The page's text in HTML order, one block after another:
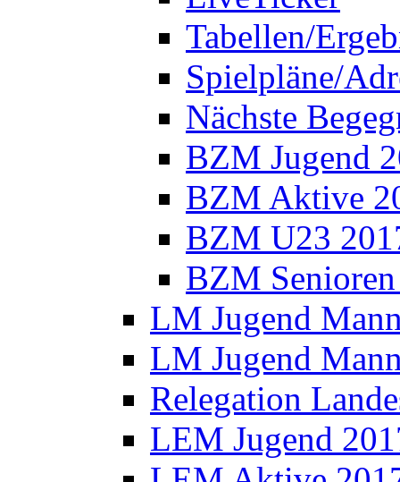
Tabellen/
Spielpläne/
Nächste
BZM Jugend
BZM Aktive
BZM U23
BZM
LM Jugend
LM Jugend
Relegation
LEM Jugend